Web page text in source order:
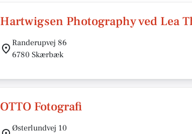
Hartwigsen Photography ved Lea
Randerupvej 86
6780 Skærbæk
OTTO Fotografi
Østerlundvej 10